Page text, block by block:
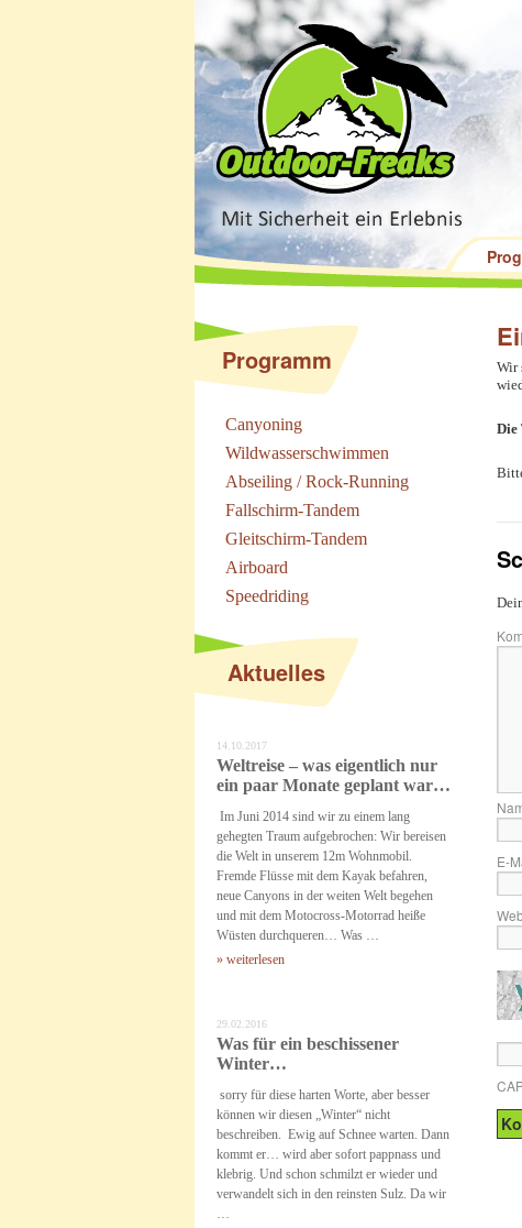
Programm
Canyoning
Wildwasserschwimmen
Abseiling / Rock-Running
Fallschirm-Tandem
Gleitschirm-Tandem
Airboard
Speedriding
Aktuelles
14.10.2017
Weltreise – was eigentlich nur
ein paar Monate geplant war…
Im Juni 2014 sind wir zu einem lang
gehegten Traum aufgebrochen: Wir bereisen
die Welt in unserem 12m Wohnmobil.
Fremde Flüsse mit dem Kayak befahren,
neue Canyons in der weiten Welt begehen
und mit dem Motocross-Motorrad heiße
Wüsten durchqueren… Was …
» weiterlesen
29.02.2016
Was für ein beschissener
Winter…
sorry für diese harten Worte, aber besser
können wir diesen „Winter“ nicht
beschreiben. Ewig auf Schnee warten. Dann
kommt er… wird aber sofort pappnass und
klebrig. Und schon schmilzt er wieder und
verwandelt sich in den reinsten Sulz. Da wir
…
Wir
Die
E-